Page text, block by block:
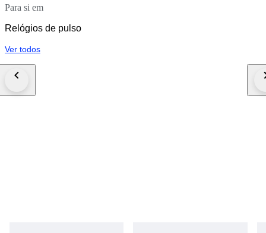
Para si em
Relógios de pulso
Ver todos